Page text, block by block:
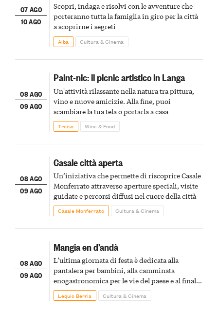
07 AGO
10 AGO
Scopri, indaga e risolvi con le avventure che
porteranno tutta la famiglia in giro per la città
a scoprirne i segreti
Alba Cultura & Cinema
08 AGO
09 AGO
Paint-nic: il picnic artistico in Langa
Un'attività rilassante nella natura tra pittura,
vino e nuove amicizie. Alla fine, puoi
scambiare la tua tela o portarla a casa
Treiso Wine & Food
08 AGO
09 AGO
Casale città aperta
Un’iniziativa che permette di riscoprire Casale
Monferrato attraverso aperture speciali, visite
guidate e percorsi diffusi nel cuore della città
Casale Monferrato Cultura & Cinema
08 AGO
09 AGO
Mangia en d’andà
L'ultima giornata di festa è dedicata alla
pantalera per bambini, alla camminata
enogastronomica per le vie del paese e al finale
pirotecnico
Lequio Berria Cultura & Cinema